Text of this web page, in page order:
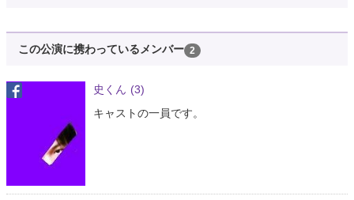
この公演に携わっているメンバー 2
史くん (3)
キャストの一員です。